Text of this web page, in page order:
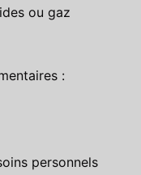
ou gaz
:
personnels